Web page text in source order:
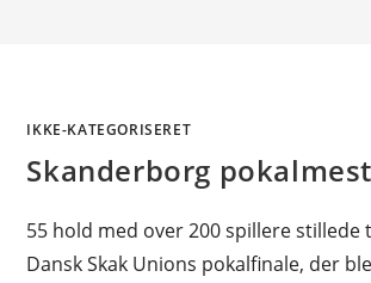
IKKE-KATEGORISERET
Skanderborg
55 hold med over 200 spillere stillede
Dansk Skak Unions pokalfinale, der